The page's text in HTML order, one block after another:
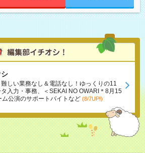
難しい業務なし＆電話なし！ゆっくりの11
入力・事務、＜SEKAI NO OWARI＊8月15
ム公演のサポートバイトなど (8/7UP!)